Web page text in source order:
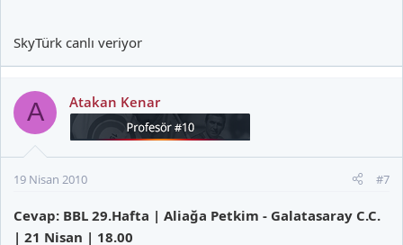
SkyTürk canlı veriyor
A Atakan Kenar
19 Nisan 2010 #7
Cevap: BBL 29.Hafta | Aliağa Petkim - Galatasaray C.C.
| 21 Nisan | 18.00